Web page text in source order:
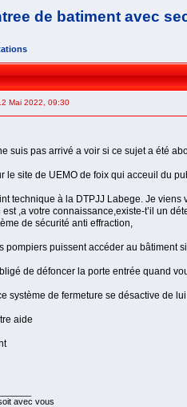
de batiment avec
Mai 2022, 09:30
suis pas arrivé a voir si ce sujet a été
le site de UEMO de foix qui acceuil du
technique à la DTPJJ Labege. Je
est ,a votre connaissance,existe-t’il un
de sécurité anti effraction,
pompiers puissent accéder au bâtiment
de défoncer la porte entrée quand
système de fermeture se désactive de
aide
avec vous